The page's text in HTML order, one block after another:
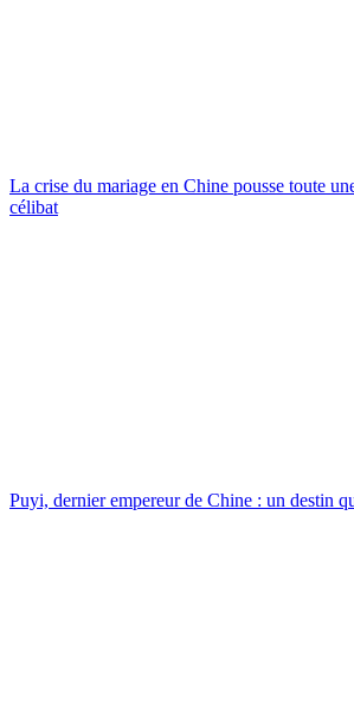
La crise du mariage en Chine pousse toute
célibat
Puyi, dernier empereur de Chine : un destin